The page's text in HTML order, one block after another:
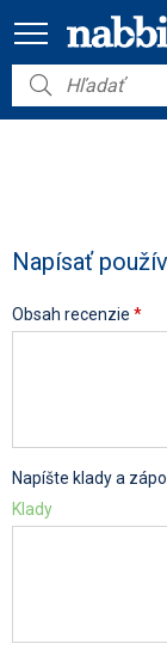
Nábytok
Akcie
Výpredaj
Napísať
Obsah recenzie *
Napíšte klady a
Klady